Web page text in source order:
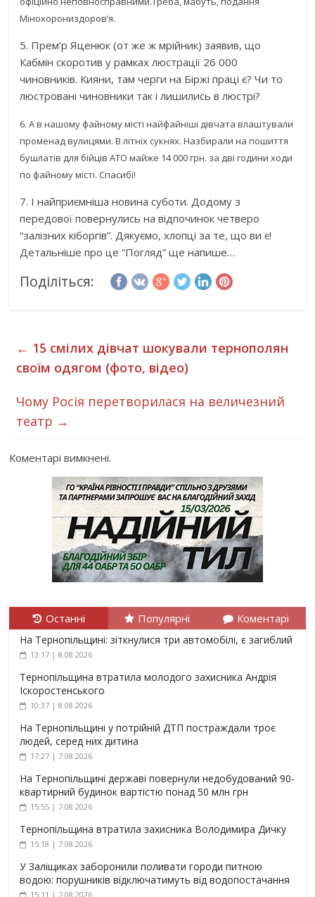
Мінохорониздоров’я.
5. Прем’р Яценюк (от же ж мрійник) заявив, що
Кабмін скоротив у рамках люстрації 26 000
чиновників. Кияни, там черги на Біржі праці є? Чи то
люстровані чиновники так і лишились в люстрі?
6. А в нашому файному місті найфайніші дівчата влаштували
променад вулицями. В літніх сукнях. Назбирали на пошиття
бушлатів для бійців АТО майже 14 000 грн. за дві години ходи
по файному місті. Спасибі!
7. І найприємніша новина суботи. Додому з
передової повернулись на відпочинок четверо
“залізних кіборгів”. Дякуємо, хлопці за те, що ви є!
Детальніше про це “Погляд” ще напише…
Поділіться:
← 15 смілих дівчат шокували тернополян
своїм одягом (фото, відео)
Чому Росія перетворилася на величезний
театр →
Коментарі вимкнені.
Останні Популярні Коментарі
На Тернопільщині: зіткнулися три автомобілі, є загиблий
13:17 | 8.08.2026
Тернопільщина втратила молодого захисника Андрія
Іскоростенського
10:37 | 8.08.2026
На Тернопільщині у потрійній ДТП постраждали троє
людей, серед них дитина
17:27 | 7.08.2026
На Тернопільщині державі повернули недобудований 90-
квартирний будинок вартістю понад 50 млн грн
15:55 | 7.08.2026
Тернопільщина втратила захисника Володимира Дичку
15:18 | 7.08.2026
У Заліщиках заборонили поливати городи питною
водою: порушників відключатимуть від водопостачання
15:11 | 7.08.2026